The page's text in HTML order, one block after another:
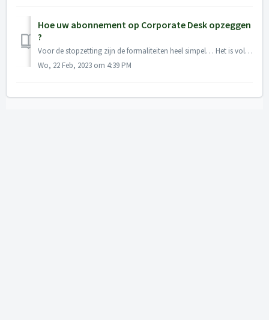
Hoe uw abonnement op Corporate Desk opzeggen
?
Voor de stopzetting zijn de formaliteiten heel simpel… Het is voldoende om ons een e-mail te sturen met de vraag voor stopzetting. Twee opties: ...
Wo, 22 Feb, 2023 om 4:39 PM